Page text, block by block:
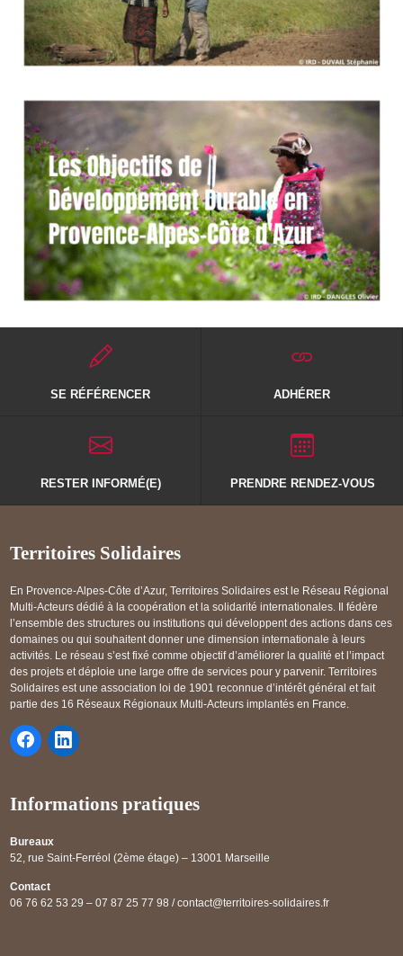
SE RÉFÉRENCER ADHÉRER
RESTER INFORMÉ(E) PRENDRE RENDEZ-VOUS
Territoires Solidaires
En Provence-Alpes-Côte d’Azur, Territoires Solidaires est le Réseau Régional
Multi-Acteurs dédié à la coopération et la solidarité internationales. Il fédère
l’ensemble des structures ou institutions qui développent des actions dans ces
domaines ou qui souhaitent donner une dimension internationale à leurs
activités. Le réseau s’est fixé comme objectif d’améliorer la qualité et l’impact
des projets et déploie une large offre de services pour y parvenir. Territoires
Solidaires est une association loi de 1901 reconnue d’intérêt général et fait
partie des 16 Réseaux Régionaux Multi-Acteurs implantés en France.
Informations pratiques
Bureaux
52, rue Saint-Ferréol (2ème étage) – 13001 Marseille
Contact
06 76 62 53 29 – 07 87 25 77 98 / contact@territoires-solidaires.fr